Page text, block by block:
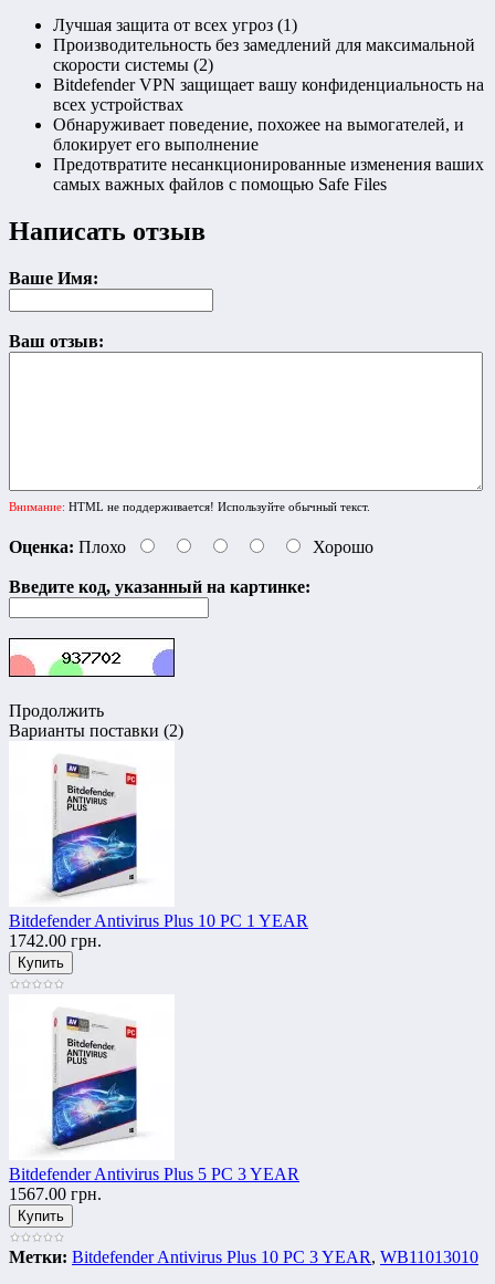
Лучшая защита от всех угроз (1)
Производительность без замедлений для максимальной
скорости системы (2)
Bitdefender VPN защищает вашу конфиденциальность на
всех устройствах
Обнаруживает поведение, похожее на вымогателей, и
блокирует его выполнение
Предотвратите несанкционированные изменения ваших
самых важных файлов с помощью Safe Files
Написать отзыв
Ваше Имя:
Ваш отзыв:
Внимание: HTML не поддерживается! Используйте обычный текст.
Оценка: Плохо Хорошо
Введите код, указанный на картинке:
Продолжить
Варианты поставки (2)
Bitdefender Antivirus Plus 10 PC 1 YEAR
1742.00 грн.
Bitdefender Antivirus Plus 5 PC 3 YEAR
1567.00 грн.
Метки: Bitdefender Antivirus Plus 10 PC 3 YEAR, WB11013010